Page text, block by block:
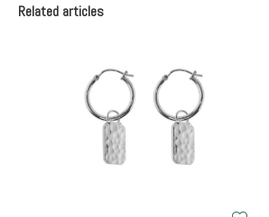
Related articles